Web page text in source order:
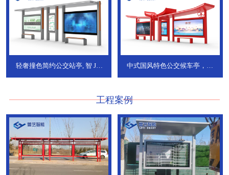
轻奢撞色简约公交站亭, 智 JT-
中式国风特色公交候车亭，承
工程案例